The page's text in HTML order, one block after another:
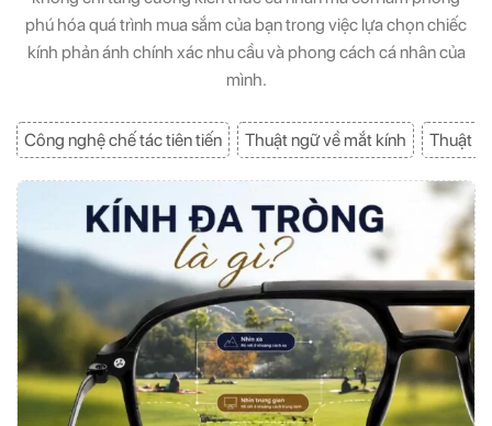
phú hóa quá trình mua sắm của bạn trong việc lựa chọn chiếc
kính phản ánh chính xác nhu cầu và phong cách cá nhân của
mình.
Công nghệ chế tác tiên tiến Thuật ngữ về mắt kính Thuật